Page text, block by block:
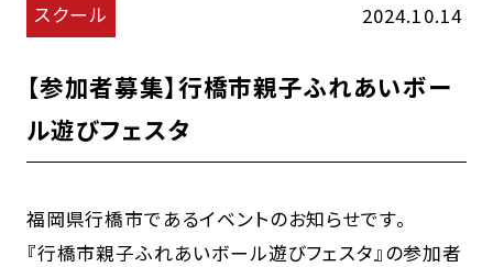
スクール 2024.10.14
【参加者募集】行橋市親子ふれあいボー
ル遊びフェスタ
福岡県行橋市であるイベントのお知らせです。
『行橋市親子ふれあいボール遊びフェスタ』の参加者